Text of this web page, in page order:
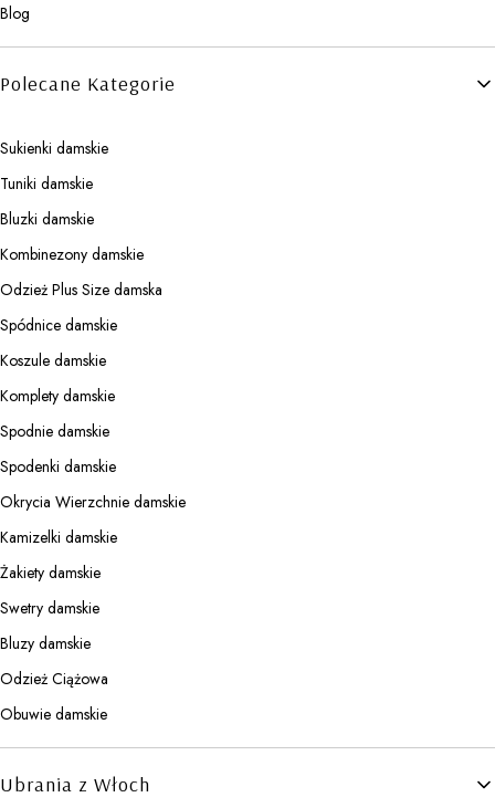
Blog
Polecane Kategorie
Sukienki damskie
Tuniki damskie
Bluzki damskie
Kombinezony damskie
Odzież Plus Size damska
Spódnice damskie
Koszule damskie
Komplety damskie
Spodnie damskie
Spodenki damskie
Okrycia Wierzchnie damskie
Kamizelki damskie
Żakiety damskie
Swetry damskie
Bluzy damskie
Odzież Ciążowa
Obuwie damskie
Ubrania z Włoch